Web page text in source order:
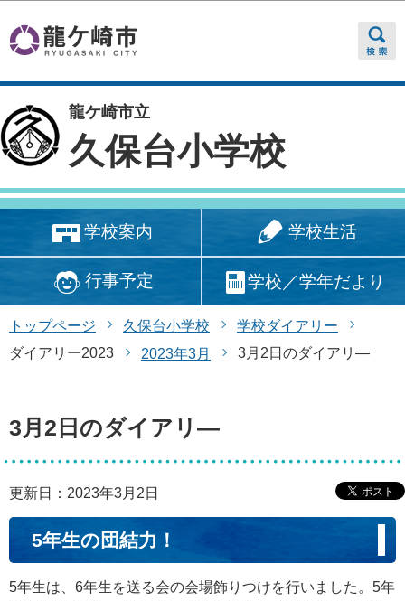
龍ケ崎市立
久保台小学校
学校案内 学校生活
行事予定 学校／学年だより
トップページ 久保台小学校
学校ダイアリー
ダイアリー2023
2023年3月 3月2日のダイアリ―
3月2日のダイアリ―
更新日：2023年3月2日
5年生の団結力！
5年生は、6年生を送る会の会場飾りつけを行いました。5年